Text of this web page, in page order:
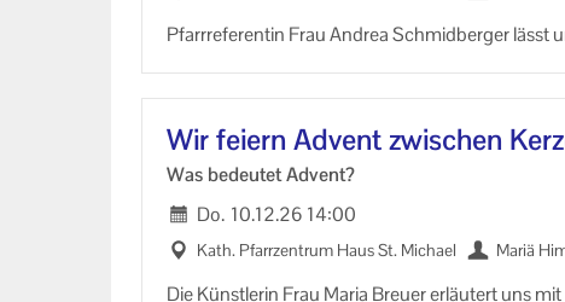
Pfarr­re­fe­ren­tin Frau An­drea Schmid­ber­ger lässt
Wir fei­ern Ad­vent zwi­schen
Was be­deu­tet Ad­vent?
Do. 10.12.26 14:00
Kath. Pfarr­zen­trum Haus St. Mi­cha­el Mariä
Die Künst­le­rin Frau Maria Breu­er er­läu­tert uns